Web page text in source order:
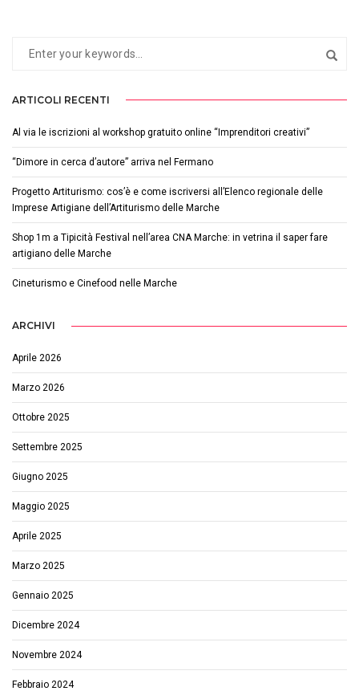
ARTICOLI RECENTI
Al via le iscrizioni al workshop gratuito online “Imprenditori creativi”
“Dimore in cerca d’autore” arriva nel Fermano
Progetto Artiturismo: cos’è e come iscriversi all’Elenco regionale delle
Imprese Artigiane dell’Artiturismo delle Marche
Shop 1m a Tipicità Festival nell’area CNA Marche: in vetrina il saper fare
artigiano delle Marche
Cineturismo e Cinefood nelle Marche
ARCHIVI
Aprile 2026
Marzo 2026
Ottobre 2025
Settembre 2025
Giugno 2025
Maggio 2025
Aprile 2025
Marzo 2025
Gennaio 2025
Dicembre 2024
Novembre 2024
Febbraio 2024